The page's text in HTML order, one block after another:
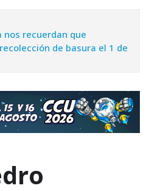
nos recuerdan que
de basura el 1 de